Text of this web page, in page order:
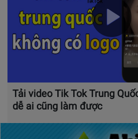
Tải video Tik Tok Trung
dễ ai cũng làm được